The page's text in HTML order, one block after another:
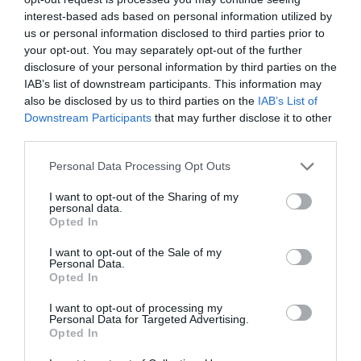
interest-based ads based on personal information utilized by
us or personal information disclosed to third parties prior to
your opt-out. You may separately opt-out of the further
disclosure of your personal information by third parties on the
IAB’s list of downstream participants. This information may
also be disclosed by us to third parties on the IAB’s List of
Downstream Participants that may further disclose it to other
Personal Data Processing Opt Outs
I want to opt-out of the Sharing of my
personal data.
Opted In
I want to opt-out of the Sale of my
Personal Data.
Opted In
I want to opt-out of processing my
Personal Data for Targeted Advertising.
Opted In
30% y un 40% de las empresas de la Anoia. "Como
UEA, nuestro objetivo es que la actividad pueda
continuar", indican desde la asociación
empresarial.
Los empresarios de la Anoia
reclaman establecer puntos
de recogida de mercancías
para paliar el paro de la
actividad de las empresas
de la zona
Una segunda solicitud que se ha hecho al Govern